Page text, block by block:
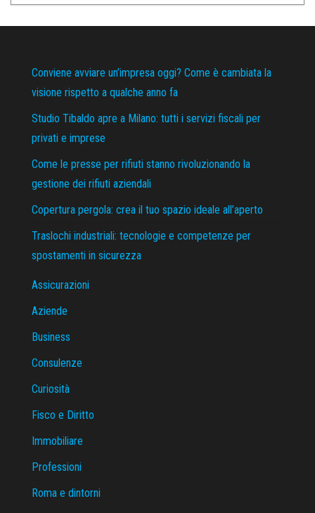
Conviene avviare un’impresa oggi? Come è cambiata la
visione rispetto a qualche anno fa
Studio Tibaldo apre a Milano: tutti i servizi fiscali per
privati e imprese
Come le presse per rifiuti stanno rivoluzionando la
gestione dei rifiuti aziendali
Copertura pergola: crea il tuo spazio ideale all’aperto
Traslochi industriali: tecnologie e competenze per
spostamenti in sicurezza
Assicurazioni
Aziende
Business
Consulenze
Curiosità
Fisco e Diritto
Immobiliare
Professioni
Roma e dintorni